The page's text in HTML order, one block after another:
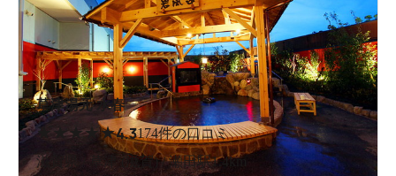
草津湯元 水春
★ ★★★★4.3174件の口コミ
滋賀県 / 草津 (滋賀) / 瀬田駅1.4km